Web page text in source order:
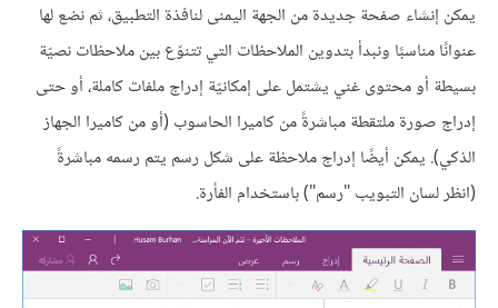
يمكن إنشاء صفحة جديدة من الجهة اليمنى لنافذة التطبيق، ثم نضع لها
عنوانًا مناسبًا ونبدأ بتدوين الملاحظات التي تتنوّع بين ملاحظات نصيّة
بسيطة أو محتوى غني يشتمل على إمكانيّة إدراج ملفات كاملة، أو حتى
إدراج صورة ملتقطة مباشرةً من كاميرا الحاسوب (أو من كاميرا الجهاز
الذكي). يمكن أيضًا إدراج ملاحظة على شكل رسم يتم رسمه مباشرةً
(انظر لسان التبويب "رسم") باستخدام الفأرة.